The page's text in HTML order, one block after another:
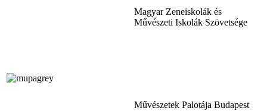
Magyar Zeneiskolák és
Művészeti Iskolák Szövetsége
Művészetek Palotája Budapest